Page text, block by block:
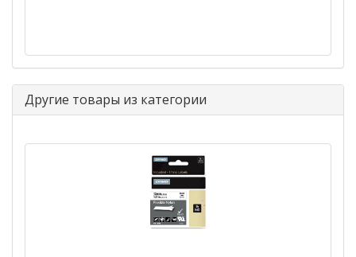
Другие товары из категории